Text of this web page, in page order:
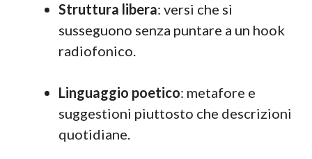
Struttura libera: versi che si
susseguono senza puntare a un hook
radiofonico.
Linguaggio poetico: metafore e
suggestioni piuttosto che descrizioni
quotidiane.